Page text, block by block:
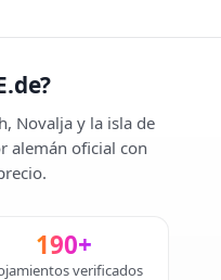
Novalja y la isla de
alemán oficial con
190+
verificados